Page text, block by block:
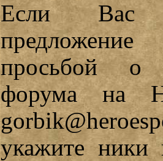
Если Вас
просьбой о
форума на
укажите ники